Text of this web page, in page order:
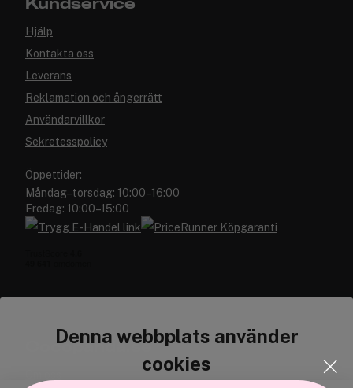
Denna webbplats använder
cookies
Kundservice
Hjälp
Kontakta oss
Leverans
Reklamation och ångerrätt
Användarvillkor
Sekretesspolicy
Öppettider:
Måndag–torsdag: 10:00–16:00
Fredag: 10:00–15:00
Cocopanda.se